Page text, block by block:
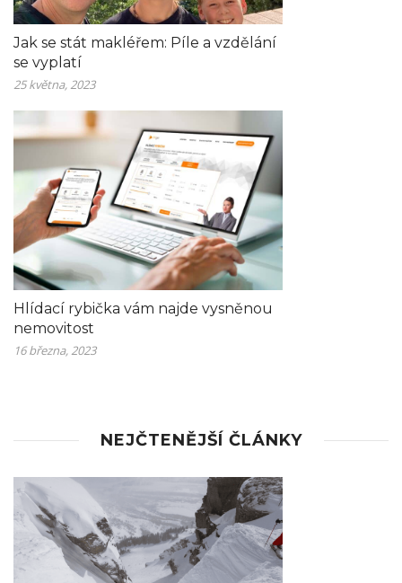
Jak se stát makléřem: Píle a vzdělání
se vyplatí
25 května, 2023
Hlídací rybička vám najde vysněnou
nemovitost
16 března, 2023
NEJČTENĚJŠÍ ČLÁNKY